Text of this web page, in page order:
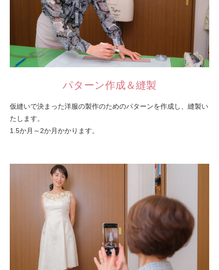
パターン作成＆縫製
仮縫いで決まった洋服の製作のためのパターンを作成し、縫製い
たします。
1.5か月～2か月かかります。